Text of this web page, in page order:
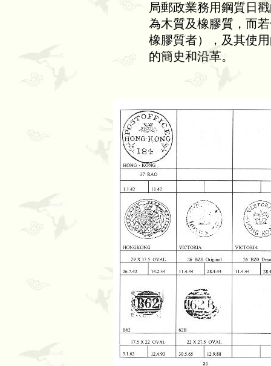
局郵政業務用鋼質日
為木質及橡膠質，而
橡膠質者），及其使
的簡史和沿革。